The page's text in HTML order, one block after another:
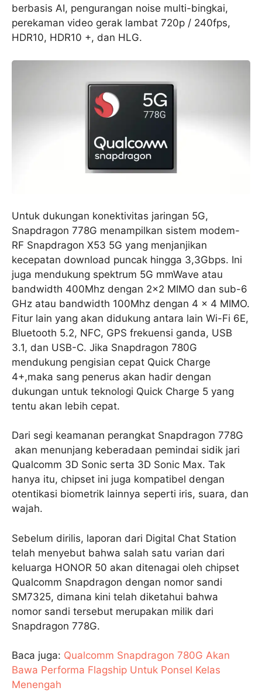
berbasis AI, pengurangan noise multi-bingkai,
perekaman video gerak lambat 720p / 240fps,
HDR10, HDR10 +, dan HLG.
Untuk dukungan konektivitas jaringan 5G,
Snapdragon 778G menampilkan sistem modem-
RF Snapdragon X53 5G yang menjanjikan
kecepatan download puncak hingga 3,3Gbps. Ini
juga mendukung spektrum 5G mmWave atau
bandwidth 400Mhz dengan 2×2 MIMO dan sub-6
GHz atau bandwidth 100Mhz dengan 4 × 4 MIMO.
Fitur lain yang akan didukung antara lain Wi-Fi 6E,
Bluetooth 5.2, NFC, GPS frekuensi ganda, USB
3.1, dan USB-C. Jika Snapdragon 780G
mendukung pengisian cepat Quick Charge
4+,maka sang penerus akan hadir dengan
dukungan untuk teknologi Quick Charge 5 yang
tentu akan lebih cepat.
Dari segi keamanan perangkat Snapdragon 778G
akan menunjang keberadaan pemindai sidik jari
Qualcomm 3D Sonic serta 3D Sonic Max. Tak
hanya itu, chipset ini juga kompatibel dengan
otentikasi biometrik lainnya seperti iris, suara, dan
wajah.
Sebelum dirilis, laporan dari Digital Chat Station
telah menyebut bahwa salah satu varian dari
keluarga HONOR 50 akan ditenagai oleh chipset
Qualcomm Snapdragon dengan nomor sandi
SM7325, dimana kini telah diketahui bahwa
nomor sandi tersebut merupakan milik dari
Snapdragon 778G.
Baca juga: Qualcomm Snapdragon 780G Akan
Bawa Performa Flagship Untuk Ponsel Kelas
Menengah